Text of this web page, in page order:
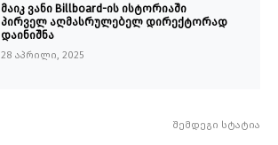
მაიკ ვანი Billboard-ის ისტორიაში
პირველ აღმასრულებელ დირექტორად
დაინიშნა
28 აპრილი, 2025
შემდეგი სტატია